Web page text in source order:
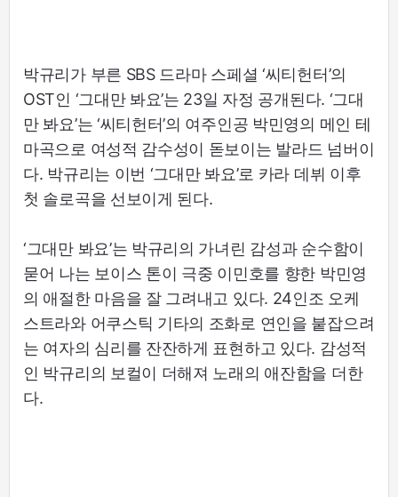
박규리가 부른 SBS 드라마 스페셜 ‘씨티헌터’의
OST인 ‘그대만 봐요’는 23일 자정 공개된다. ‘그대
만 봐요’는 ‘씨티헌터’의 여주인공 박민영의 메인 테
마곡으로 여성적 감수성이 돋보이는 발라드 넘버이
다. 박규리는 이번 ‘그대만 봐요’로 카라 데뷔 이후
첫 솔로곡을 선보이게 된다.
‘그대만 봐요’는 박규리의 가녀린 감성과 순수함이
묻어 나는 보이스 톤이 극중 이민호를 향한 박민영
의 애절한 마음을 잘 그려내고 있다. 24인조 오케
스트라와 어쿠스틱 기타의 조화로 연인을 붙잡으려
는 여자의 심리를 잔잔하게 표현하고 있다. 감성적
인 박규리의 보컬이 더해져 노래의 애잔함을 더한
다.